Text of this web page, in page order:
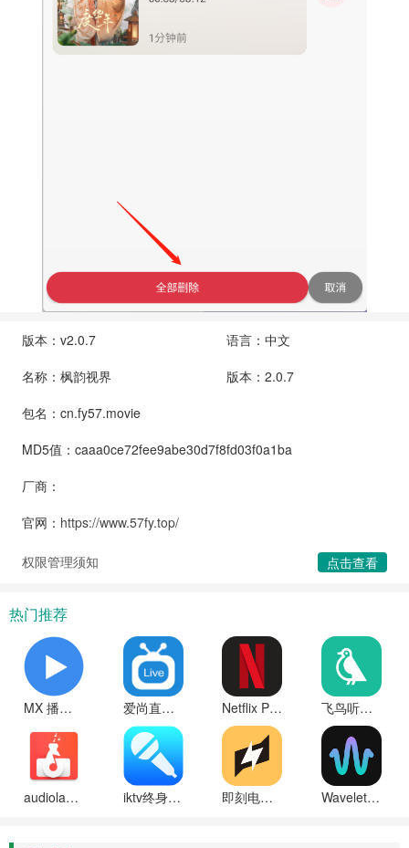
版本：v2.0.7
语言：中文
名称：枫韵视界
版本：2.0.7
包名：cn.fy57.movie
MD5值：caaa0ce72fee9abe30d7f8fd03f0a1ba
厂商：
官网： https://www.57fy.top/
权限管理须知 点击查看
热门推荐
MX 播放器专业版无广告官方下载 爱尚直播tv版 Netflix Premium高级解锁版下载 飞鸟听书app破解免广告令牌无限版
audiolab中文版免费最新版本下载 iktv终身免费版 即刻电视直播2025最新版下载 Wavelet安卓最新版下载